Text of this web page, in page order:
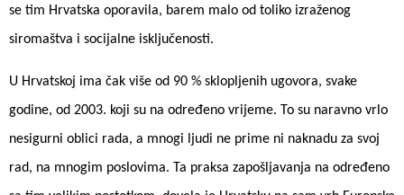
se tim Hrvatska oporavila, barem malo od toliko izraženog
siromaštva i socijalne isključenosti.
U Hrvatskoj ima čak više od 90 % sklopljenih ugovora, svake
godine, od 2003. koji su na određeno vrijeme. To su naravno vrlo
nesigurni oblici rada, a mnogi ljudi ne prime ni naknadu za svoj
rad, na mnogim poslovima. Ta praksa zapošljavanja na određeno